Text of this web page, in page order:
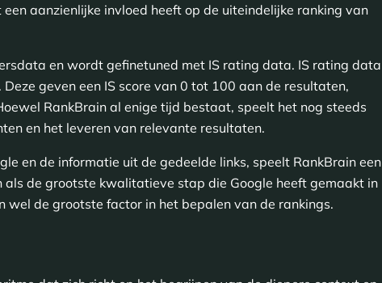
aanzienlijke invloed heeft op de uiteindelijke ranking van
en wordt gefinetuned met IS rating data. IS rating data
geven een IS score van 0 tot 100 aan de resultaten,
RankBrain al enige tijd bestaat, speelt het nog steeds
en het leveren van relevante resultaten.
en de informatie uit de gedeelde links, speelt RankBrain een
de grootste kwalitatieve stap die Google heeft gemaakt in
wel de grootste factor in het bepalen van de rankings.